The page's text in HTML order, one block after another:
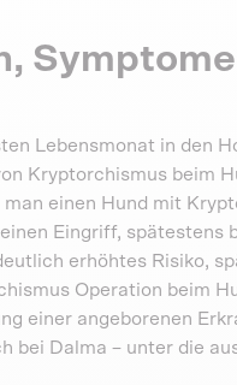
Lebensmonat in den
Kryptorchismus beim
einen Hund mit
Eingriff, spätestens
erhöhtes Risiko,
Operation beim
einer angeborenen
bei Dalma – unter die